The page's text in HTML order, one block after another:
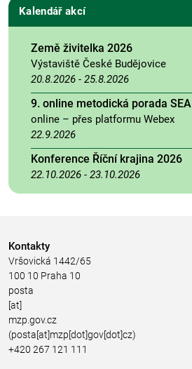
Kalendář akcí
Země živitelka 2026
Výstaviště České Budějovice
20.8.2026 - 25.8.2026
9. online metodická porada SEA
online – přes platformu Webex
22.9.2026
Konference Říční krajina 2026
22.10.2026 - 23.10.2026
Kontakty
Vršovická 1442/65
100 10 Praha 10
posta
[at]
mzp.gov.cz
(posta[at]mzp[dot]gov[dot]cz)
+420 267 121 111